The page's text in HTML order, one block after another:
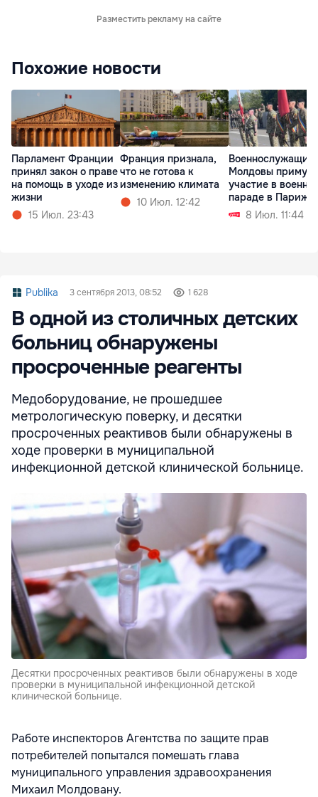
Разместить рекламу на сайте
Похожие новости
Парламент Франции
принял закон о праве
на помощь в уходе из
жизни
15 Июл. 23:43
Франция признала,
что не готова к
изменению климата
10 Июл. 12:42
Военнослужащие
Молдовы примут
участие в
параде в Париже
8 Июл. 11:44
Publika 3 сентября 2013, 08:52 1 628
В одной из столичных детских
больниц обнаружены
просроченные реагенты
Медоборудование, не прошедшее
метрологическую поверку, и десятки
просроченных реактивов были обнаружены в
ходе проверки в муниципальной
инфекционной детской клинической больнице.
Десятки просроченных реактивов были обнаружены в ходе
проверки в муниципальной инфекционной детской
клинической больнице.
Работе инспекторов Агентства по защите прав
потребителей попытался помешать глава
муниципального управления здравоохранения
Михаил Молдовану.